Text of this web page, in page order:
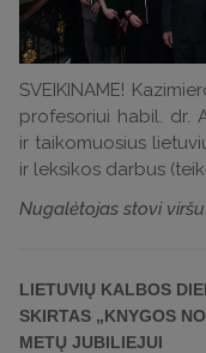
SVEIKINAME!
profesoriui habil. dr.
ir taikomuosius
ir leksikos darbus
Nugalėtojas stovi
LIETUVIŲ KALBOS
SKIRTAS „KNYGOS
METŲ JUBILIEJUI